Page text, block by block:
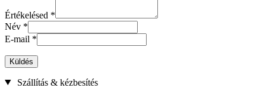
Értékelésed *
Név *
E-mail *
Küldés
Szállítás & kézbesítés